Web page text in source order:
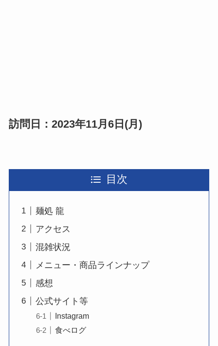
訪問日：2023年11月6日(月)
目次
麺処 龍
アクセス
混雑状況
メニュー・商品ラインナップ
感想
公式サイト等
Instagram
食べログ